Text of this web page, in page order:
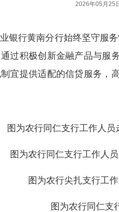
2026年05月25
行黄南分行始终坚守服务
过积极创新金融产品与服
宜提供适配的信贷服务，
图为农行同仁支行工作人
图为农行同仁支行工作人
图为农行尖扎支行工
图为农行同仁支